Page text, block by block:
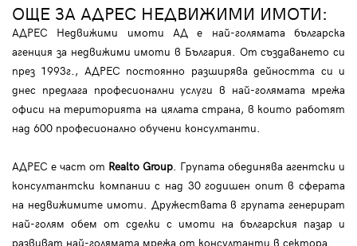
ОЩЕ ЗА АДРЕС НЕДВИЖИМИ ИМОТИ:
АДРЕС Недвижими имоти АД е най-голямата българска
агенция за недвижими имоти в България. От създаването си
през 1993г., АДРЕС постоянно разширява дейността си и
днес предлага професионални услуги в най-голямата мрежа
офиси на територията на цялата страна, в които работят
над 600 професионално обучени консултанти.
АДРЕС е част от Realto Group. Групата обединява агентски и
консултантски компании с над 30 годишен опит в сферата
на недвижимите имоти. Дружествата в групата генерират
най-голям обем от сделки с имоти на българския пазар и
развиват най-голямата мрежа от консултанти в сектора.